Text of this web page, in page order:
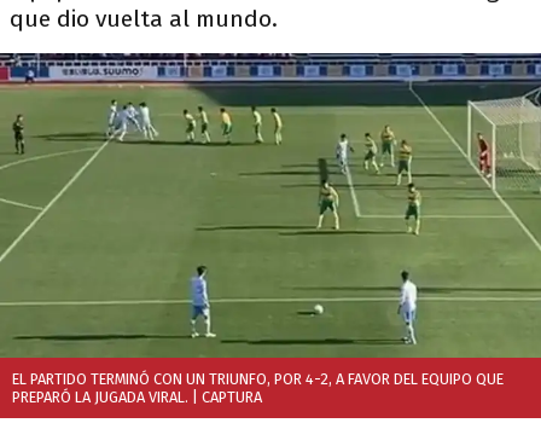
que dio vuelta al mundo.
EL PARTIDO TERMINÓ CON UN TRIUNFO, POR 4-2, A FAVOR DEL EQUIPO QUE
PREPARÓ LA JUGADA VIRAL. | CAPTURA